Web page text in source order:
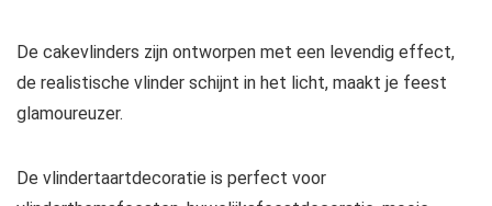
De cakevlinders zijn ontworpen met een levendig effect,
de realistische vlinder schijnt in het licht, maakt je feest
glamoureuzer.
De vlindertaartdecoratie is perfect voor